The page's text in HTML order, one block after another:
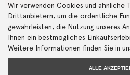
Der Newsletter kann jederzeit hier oder
abbestellt werden.
Wir verwenden Cookies und ähnliche
Drittanbietern, um die ordentliche
gewährleisten, die Nutzung unseres
Ihnen ein bestmögliches
Weitere Informationen finden Sie in
ALLE